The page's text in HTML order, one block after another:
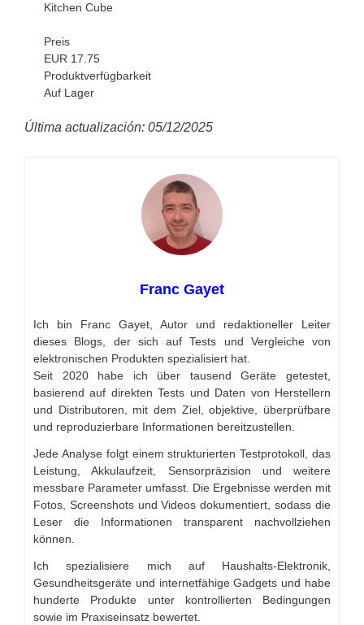
Kitchen Cube
Preis
EUR 17.75
Produktverfügbarkeit
Auf Lager
Última actualización: 05/12/2025
Franc Gayet
Ich bin Franc Gayet, Autor und redaktioneller Leiter
dieses Blogs, der sich auf Tests und Vergleiche von
elektronischen Produkten spezialisiert hat.
Seit 2020 habe ich über tausend Geräte getestet,
basierend auf direkten Tests und Daten von Herstellern
und Distributoren, mit dem Ziel, objektive, überprüfbare
und reproduzierbare Informationen bereitzustellen.
Jede Analyse folgt einem strukturierten Testprotokoll, das
Leistung, Akkulaufzeit, Sensorpräzision und weitere
messbare Parameter umfasst. Die Ergebnisse werden mit
Fotos, Screenshots und Videos dokumentiert, sodass die
Leser die Informationen transparent nachvollziehen
können.
Ich spezialisiere mich auf Haushalts-Elektronik,
Gesundheitsgeräte und internetfähige Gadgets und habe
hunderte Produkte unter kontrollierten Bedingungen
sowie im Praxiseinsatz bewertet.